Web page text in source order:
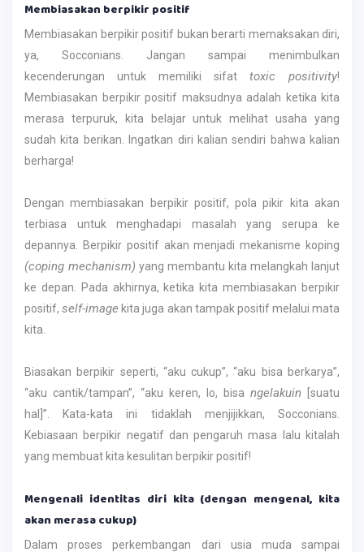
Membiasakan berpikir positif
Membiasakan berpikir positif bukan berarti memaksakan diri,
ya, Socconians. Jangan sampai menimbulkan
kecenderungan untuk memiliki sifat toxic positivity!
Membiasakan berpikir positif maksudnya adalah ketika kita
merasa terpuruk, kita belajar untuk melihat usaha yang
sudah kita berikan. Ingatkan diri kalian sendiri bahwa kalian
berharga!
Dengan membiasakan berpikir positif, pola pikir kita akan
terbiasa untuk menghadapi masalah yang serupa ke
depannya. Berpikir positif akan menjadi mekanisme koping
(coping mechanism) yang membantu kita melangkah lanjut
ke depan. Pada akhirnya, ketika kita membiasakan berpikir
positif,self-image kita juga akan tampak positif melalui mata
kita.
Biasakan berpikir seperti, “aku cukup”, “aku bisa berkarya”,
“aku cantik/tampan”, “aku keren, lo, bisa ngelakuin [suatu
hal]”. Kata-kata ini tidaklah menjijikkan, Socconians.
Kebiasaan berpikir negatif dan pengaruh masa lalu kitalah
yang membuat kita kesulitan berpikir positif!
Mengenali identitas diri kita (dengan mengenal, kita
akan merasa cukup)
Dalam proses perkembangan dari usia muda sampai